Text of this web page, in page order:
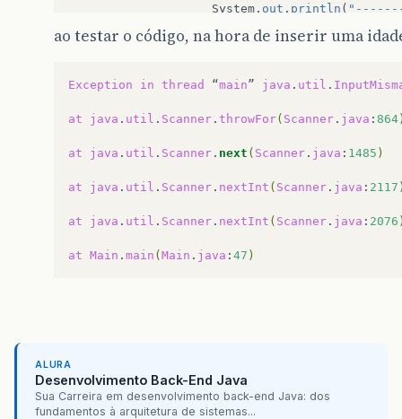
System . out . println (
opcao1
();
if ( opcao1 == 1)
{
System
. print
cliente
setNome
System
print
cliente
setCpf
System
.
cliente
. setEndereco
System
print
cliente
setIdade
System
print
else
ao testar o código, na hora de inserir uma
Exception in thread “main” java . util .
at java . util . Scanner . throwFor( Scanner . java : 864
at java . util . Scanner . next ( Scanner . java : 1485 )
at java . util . Scanner . nextInt ( Scanner . java : 2117
at java . util . Scanner . nextInt ( Scanner . java : 2076
at Main . main ( Main . java : 47 )
ALURA
Desenvolvimento Back-End Java
Sua Carreira em desenvolvimento back-end Java: dos
fundamentos à arquitetura de sistemas...